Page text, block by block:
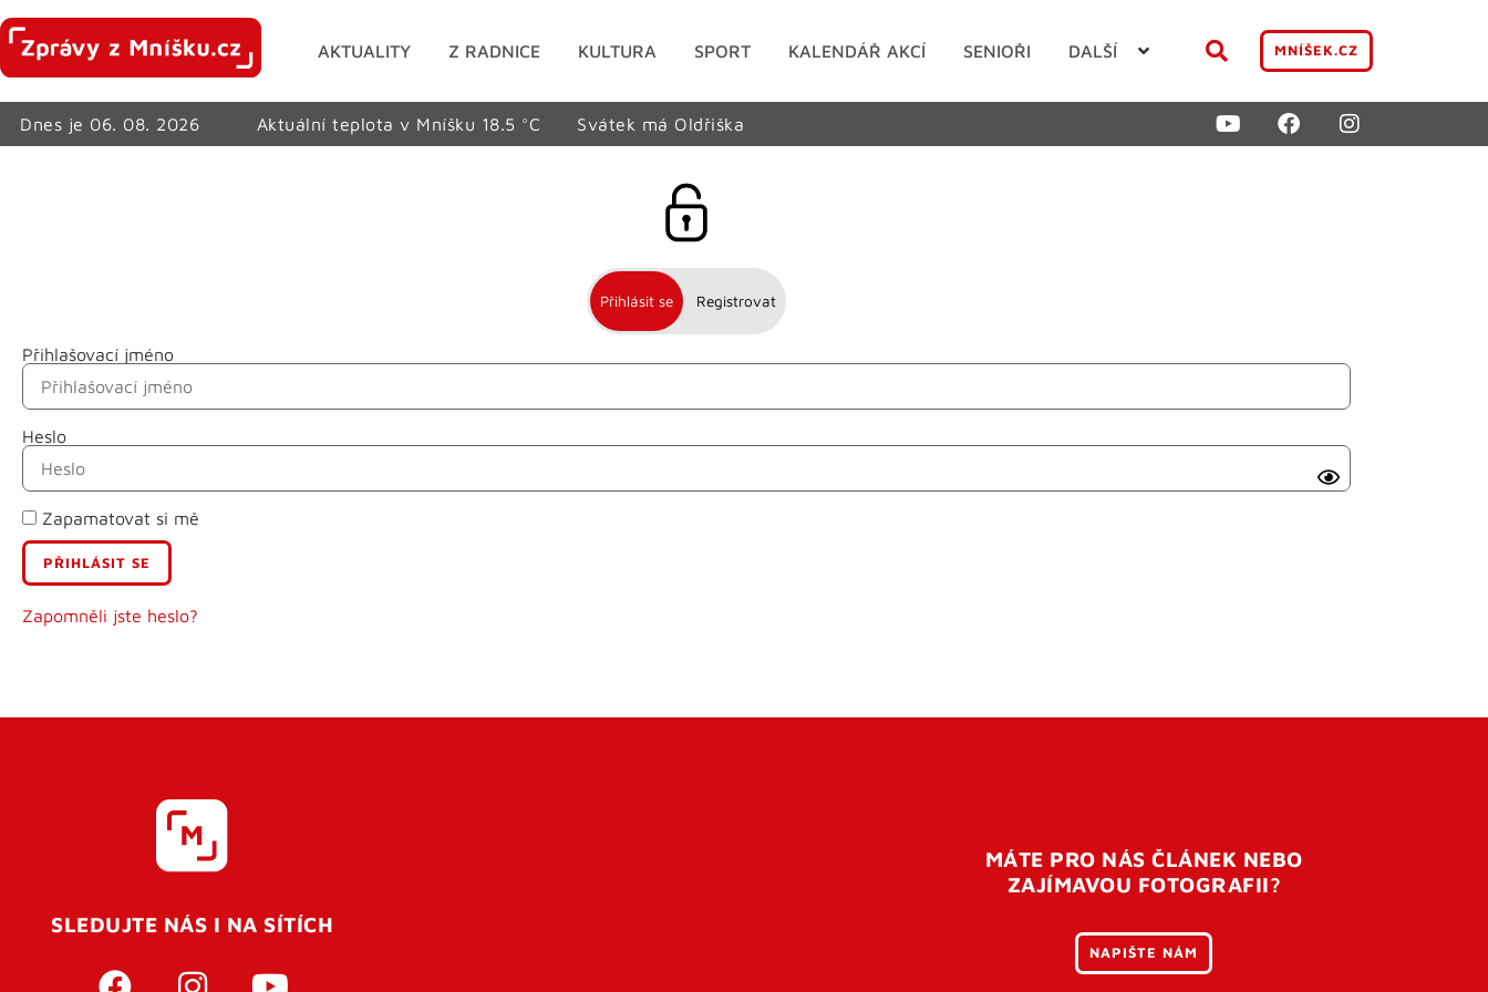
AKTUALITY Z RADNICE KULTURA SPORT KALENDÁŘ AKCÍ SENIOŘI DALŠÍ MNÍŠEK.CZ
Dnes je 06. 08. 2026 Aktuální teplota v Mníšku 18.5 °C Svátek má Oldřiška
Přihlásit se Registrovat
Přihlašovací jméno
Heslo
Zapamatovat si mě
Zapomněli jste heslo?
Jméno
Příjmení
E-mail
Uživatelské jméno
SLEDUJTE NÁS I NA SÍTÍCH
MÁTE PRO NÁS ČLÁNEK NEBO
ZAJÍMAVOU FOTOGRAFII?
NAPIŠTE NÁM